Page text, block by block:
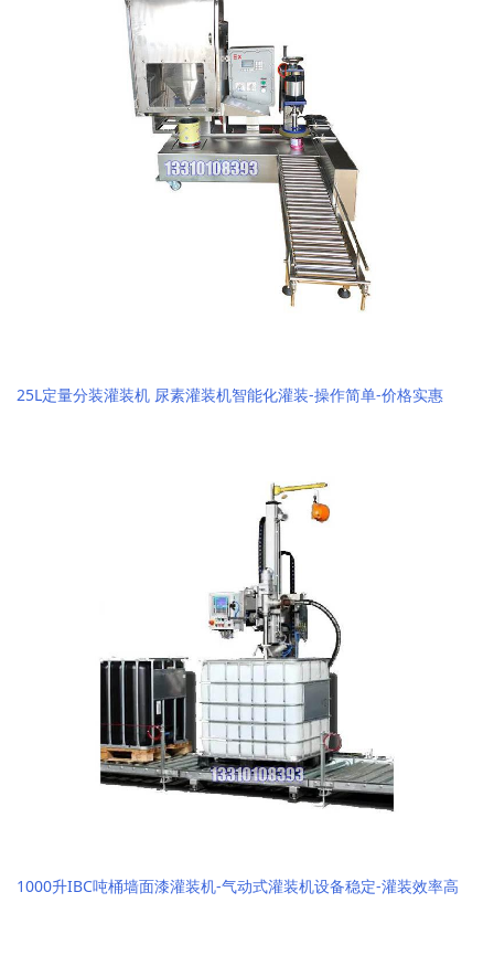
25L定量分装灌装机 尿素灌装机智能化灌装-操作简单-价格实惠
1000升IBC吨桶墙面漆灌装机-气动式灌装机设备稳定-灌装效率高